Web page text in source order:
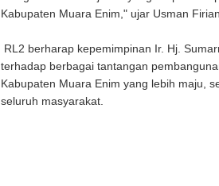
Kabupaten Muara Enim," ujar Usman
RL2 berharap kepemimpinan Ir. Hj.
terhadap berbagai tantangan
Kabupaten Muara Enim yang lebih maju,
seluruh masyarakat.